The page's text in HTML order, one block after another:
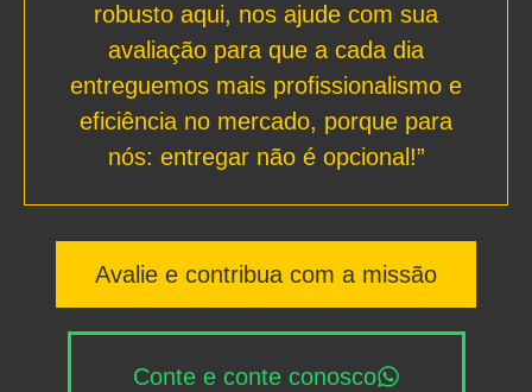
robusto aqui, nos ajude com sua
avaliação para que a cada dia
entreguemos mais profissionalismo e
eficiência no mercado, porque para
nós: entregar não é opcional!”
Avalie e contribua com a missão
Conte e conte conosco